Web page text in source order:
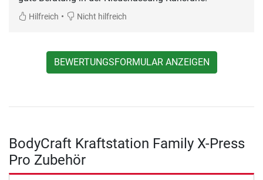
Hilfreich • Nicht hilfreich
BEWERTUNGSFORMULAR ANZEIGEN
BodyCraft Kraftstation Family X-Press
Pro Zubehör